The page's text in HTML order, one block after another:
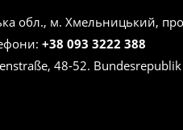
обл., м. Хмельницький,
+38 093 3222 388
48-52.